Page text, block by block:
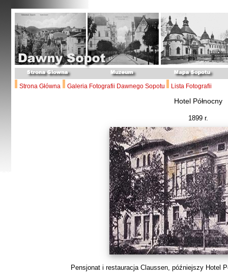
Strona Główna Galeria Fotografii Dawnego Sopotu Lista Fotografii
Hotel Północny
1899 r.
Pensjonat i restauracja Claussen, późniejszy Hotel